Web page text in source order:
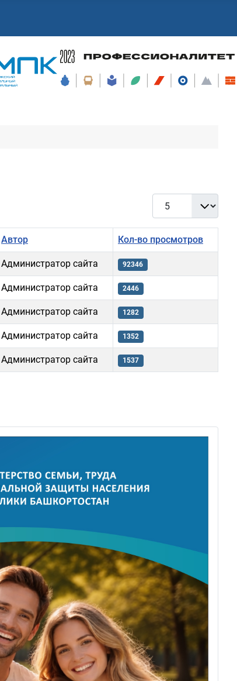
Кол-во строк:
Автор Кол-во просмотров
Администратор сайта 92346
Администратор сайта 2446
Администратор сайта 1282
Администратор сайта 1352
Администратор сайта 1537